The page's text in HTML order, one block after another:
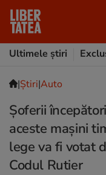
Ultimele știri
|Ştiri|Auto
Șoferii
aceste mașini
lege va fi votat
Codul Rutier